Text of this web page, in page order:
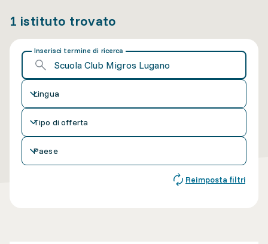
1 istituto trovato
Inserisci termine di ricerca
Lingua
Tipo di offerta
Paese
Reimposta filtri